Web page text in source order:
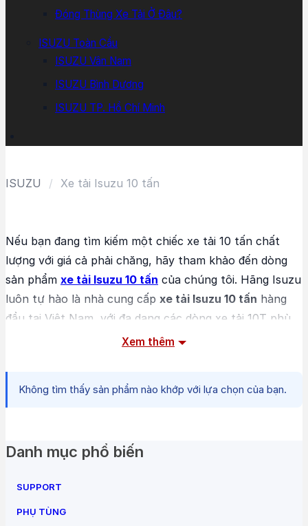
Đóng Thùng Xe Tải Ở Đâu?
ISUZU Toàn Cầu
ISUZU Vân Nam
ISUZU Bình Dương
ISUZU TP. Hồ Chí Minh
ISUZU / Xe tải Isuzu 10 tấn
Nếu bạn đang tìm kiếm một chiếc xe tải 10 tấn chất
lượng với giá cả phải chăng, hãy tham khảo đến dòng
sản phẩm xe tải Isuzu 10 tấn của chúng tôi. Hãng Isuzu
luôn tự hào là nhà cung cấp xe tải Isuzu 10 tấn hàng
đầu tại Việt Nam, với đa dạng các dòng xe tải 10T phù
hợp với nhu cầu của khách hàng.
nghiệp vận chuyển hàng hóa trung bình và lớn. Với khả
năng vận hành mạnh mẽ và hiệu suất tối ưu,
nhất góp phần tăng cao hiệu quả kinh tế vận tải hàng
hóa trong những năm gần đây & ngày càng phát triển
hơn nữa.
Xem thêm
Không tìm thấy sản phẩm nào khớp với lựa chọn của bạn.
Danh mục phổ biến
SUPPORT
PHỤ TÙNG